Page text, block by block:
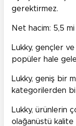
gerektirmez.
Net hacim: 5,5 mi
Lukky, gençler
popüler hale
Lukky, geniş bir
kategorilerden
Lukky, ürünlerin
olağanüstü kalite